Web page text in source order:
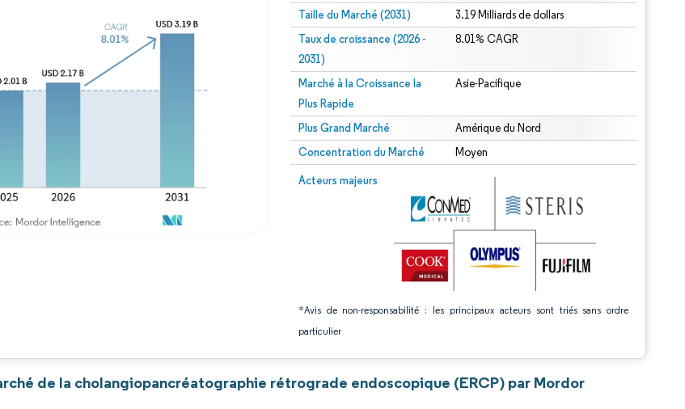
Taille du Marché (2031) 3.19 Milliards de dollars
Taux de croissance (2026 -
2031)
8.01% CAGR
Marché à la Croissance la
Plus Rapide
Asie-Pacifique
Plus Grand Marché Amérique du Nord
Concentration du Marché Moyen
Acteurs majeurs
*Avis de non-responsabilité : les principaux acteurs sont triés sans ordre
particulier
Image © Mordor Intelligence. La réutilisation nécessite une attribution sous CC BY 4.0.
Image © Mordor Intelligence. La réutilisation nécessite une attribution sous CC BY 4.0.
de la cholangiopancréatographie rétrograde endoscopique (ERCP) par Mordor